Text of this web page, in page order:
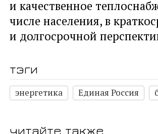
и качественное
числе населения, в
и долгосрочной
тэги
энергетика Единая Россия
читайте также